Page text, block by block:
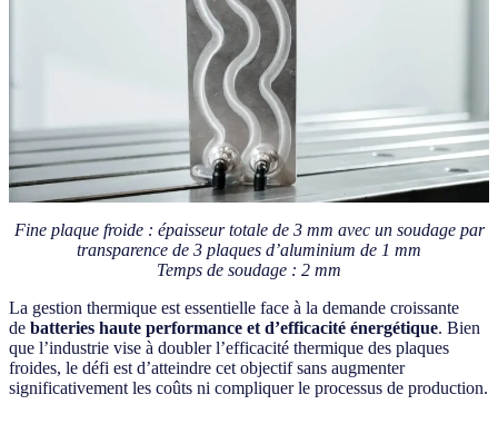
Fine plaque froide : épaisseur totale de 3 mm avec un soudage par
transparence de 3 plaques d’aluminium de 1 mm
Temps de soudage : 2 mm
La gestion thermique est essentielle face à la demande croissante
de batteries haute performance et d’efficacité énergétique. Bien
que l’industrie vise à doubler l’efficacité thermique des plaques
froides, le défi est d’atteindre cet objectif sans augmenter
significativement les coûts ni compliquer le processus de production.